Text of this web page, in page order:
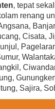
, tepat
renang
Cisata,
Sajira,